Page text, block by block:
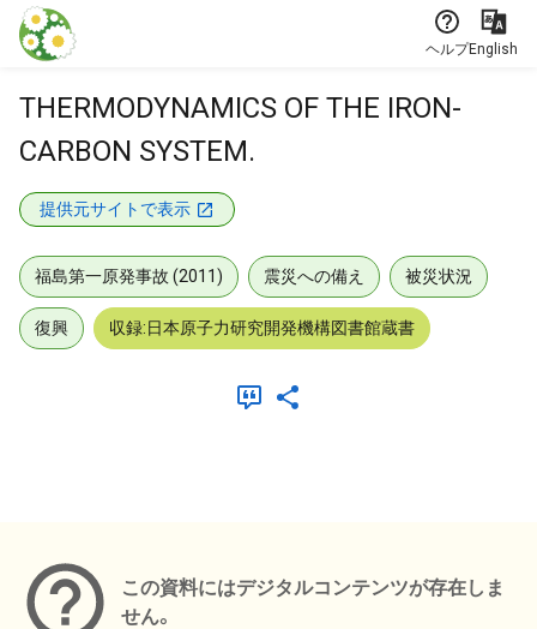
本文に飛ぶ
ヘルプEnglish
THERMODYNAMICS OF THE IRON-
CARBON SYSTEM.
提供元サイトで表示
福島第一原発事故 (2011) 震災への備え 被災状況
復興 収録:日本原子力研究開発機構図書館蔵書
この資料にはデジタルコンテンツが存在しま
せん。